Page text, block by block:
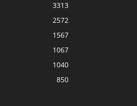
3313
2572
1567
1067
1040
850